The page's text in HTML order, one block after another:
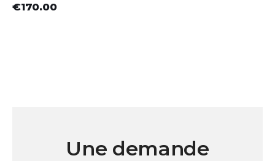
€170.00
Une demande